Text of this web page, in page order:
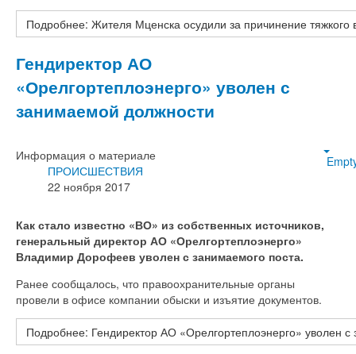
Подробнее: Жителя Мценска осудили за причинение тяжкого
Гендиректор АО
«Орелгортеплоэнерго» уволен с
занимаемой должности
Информация о материале
ПРОИСШЕСТВИЯ
22 ноября 2017
Как стало известно «ВО» из собственных источников,
генеральный директор АО «Орелгортеплоэнерго»
Владимир Дорофеев уволен с занимаемого поста.
Ранее сообщалось, что правоохранительные органы
провели в офисе компании обыски и изъятие документов.
Подробнее: Гендиректор АО «Орелгортеплоэнерго» уволен